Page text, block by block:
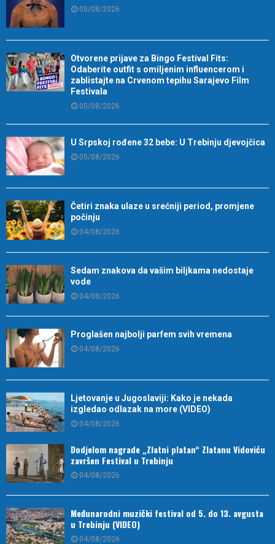
05/08/2026
Otvorene prijave za Bingo Festival Fits:
Odaberite outfit s omiljenim influencerom i
zablistajte na Crvenom tepihu Sarajevo Film
Festivala
05/08/2026
U Srpskoj rođene 32 bebe: U Trebinju djevojčica
05/08/2026
Četiri znaka ulaze u srećniji period, promjene
počinju
04/08/2026
Sedam znakova da vašim biljkama nedostaje
vode
04/08/2026
Proglašen najbolji parfem svih vremena
04/08/2026
Ljetovanje u Jugoslaviji: Kako je nekada
izgledao odlazak na more (VIDEO)
04/08/2026
Dodjelom nagrade „Zlatni platan“ Zlatanu Vidoviću
završen Festival u Trebinju
04/08/2026
Međunarodni muzički festival od 5. do 13. avgusta
u Trebinju (VIDEO)
04/08/2026